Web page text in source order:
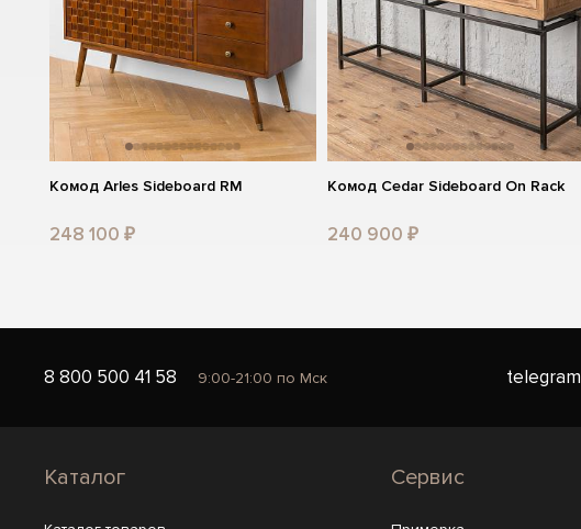
Комод Arles Sideboard RM
248 100 ₽
Комод Cedar Sideboard On Rack
240 900 ₽
8 800 500 41 58 9:00-21:00 по Мск telegram
Каталог Сервис